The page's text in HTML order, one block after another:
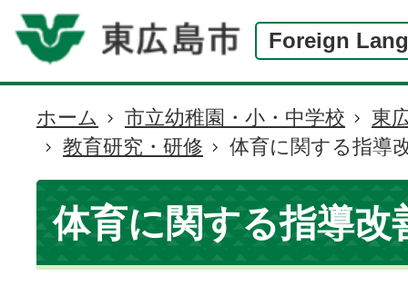
Foreign
現
在
の
置
ホーム 市立幼稚園・小・中学校
東
教育研究・研修
体育に関する指導
体育に関する指導改